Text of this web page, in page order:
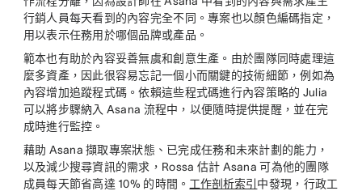
行銷人員每天看到的內容完全不同。專案也以顏色編碼指定，
用以表示任務用於哪個品牌或產品。
範本也有助於內容妥善無虞和創意生產。由於團隊同時處理這
麼多資產，因此很容易忘記一個小而關鍵的技術細節，例如為
內容增加追蹤程式碼。依賴這些程式碼進行內容策略的 Julia
可以將步驟納入 Asana 流程中，以便隨時提供提醒，並在完
成時進行監控。
藉助 Asana 擷取專案狀態、已完成任務和未來計劃的能力，
以及減少搜尋資訊的需求，Rossa 估計 Asana 可為他的團隊
成員每天節省高達 10% 的時間。 工作剖析索引 中發現，行政工